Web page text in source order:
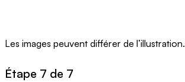
Les images peuvent différer de l’illustration.
Étape 7 de 7